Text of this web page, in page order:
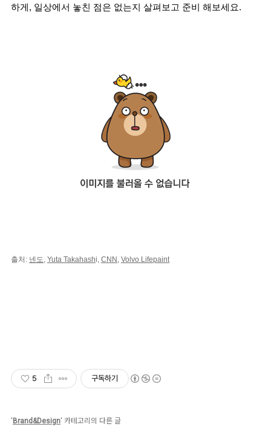
하게, 일상에서 놓친 점은 없는지 살펴보고 준비 해보세요.
출처: 넨도, Yuta Takahashi, CNN , Volvo Lifepaint
5 구독하기
' Brand&Design' 카테고리의 다른 글